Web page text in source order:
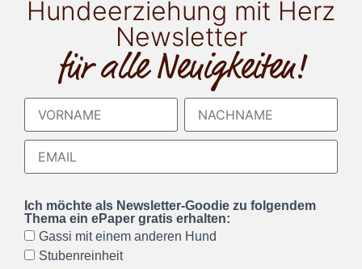
Hundeerziehung mit Herz
Newsletter
für alle Neuigkeiten!
Ich möchte als Newsletter-Goodie zu folgendem
Thema ein ePaper gratis erhalten:
Gassi mit einem anderen Hund
Stubenreinheit